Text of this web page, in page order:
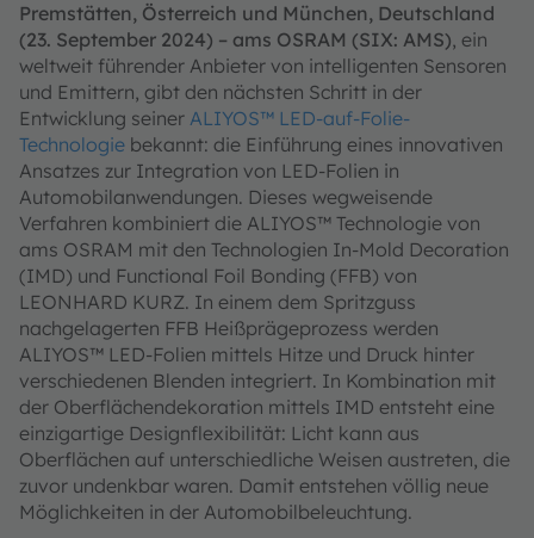
Premstätten, Österreich und München, Deutschland
(23. September 2024) – ams OSRAM (SIX: AMS), ein
weltweit führender Anbieter von intelligenten Sensoren
und Emittern, gibt den nächsten Schritt in der
Entwicklung seiner ALIYOS™ LED-auf-Folie-
Technologie bekannt: die Einführung eines innovativen
Ansatzes zur Integration von LED-Folien in
Automobilanwendungen. Dieses wegweisende
Verfahren kombiniert die ALIYOS™ Technologie von
ams OSRAM mit den Technologien In-Mold Decoration
(IMD) und Functional Foil Bonding (FFB) von
LEONHARD KURZ. In einem dem Spritzguss
nachgelagerten FFB Heißprägeprozess werden
ALIYOS™ LED-Folien mittels Hitze und Druck hinter
verschiedenen Blenden integriert. In Kombination mit
der Oberflächendekoration mittels IMD entsteht eine
einzigartige Designflexibilität: Licht kann aus
Oberflächen auf unterschiedliche Weisen austreten, die
zuvor undenkbar waren. Damit entstehen völlig neue
Möglichkeiten in der Automobilbeleuchtung.